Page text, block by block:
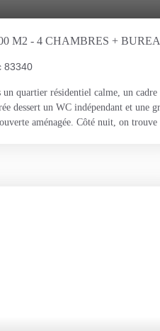
M2 - 4 CHAMBRES +
83340
un quartier résidentiel calme, un cadre
dessert un WC indépendant et une
aménagée. Côté nuit, on trouve
prise de contact efficace, merci de